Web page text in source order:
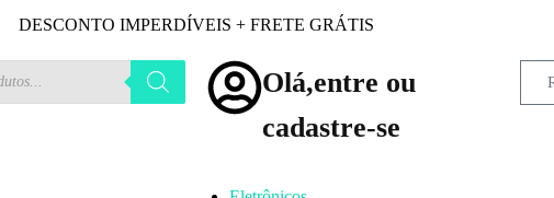
DESCONTO IMPERDÍVEIS + FRETE GRÁTIS
Olá,entre ou
cadastre-se